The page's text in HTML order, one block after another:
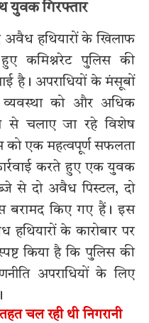
युवक गिरफ्तार
अवैध हथियारों के खिलाफ
कमिश्नरेट पुलिस की
है। अपराधियों के मंसूबों
को और अधिक
से चलाए जा रहे विशेष
को एक महत्वपूर्ण सफलता
करते हुए एक युवक
से दो अवैध पिस्टल, दो
बरामद किए गए हैं। इस
हथियारों के कारोबार पर
किया है कि पुलिस की
अपराधियों के लिए
चल रही थी निगरानी